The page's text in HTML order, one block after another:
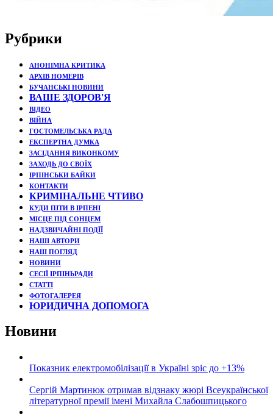
Рубрики
АНОНІМНА КРИТИКА
АРХІВ НОМЕРІВ
БУЧАНСЬКІ НОВИНИ
ВАШЕ ЗДОРОВ'Я
ВІДЕО
ВІЙНА
ГОСТОМЕЛЬСЬКА РАДА
ЕКСПЕРТНА ДУМКА
ЗАСІДАННЯ ВИКОНКОМУ
ЗАХОДЬ ДО СВОЇХ
ІРПІНСЬКИ БАЙКИ
КОНТАКТИ
КРИМІНАЛЬНЕ ЧТИВО
КУДИ ПІТИ В ІРПЕНІ
МІСЦЕ ПІД СОНЦЕМ
НАДЗВИЧАЙНІ ПОДЇЇ
НАШІ АВТОРИ
НАШ ПОГЛЯД
НОВИНИ
СЕСІЇ ІРПІНЬРАДИ
СТАТТІ
ФОТОГАЛЕРЕЯ
ЮРИДИЧНА ДОПОМОГА
Новини
Показник електромобілізації в Україні зріс до +13%
Сергій Мартинюк отримав відзнаку жюрі Всеукраїнської
літературної премії імені Михайла Слабошпицького